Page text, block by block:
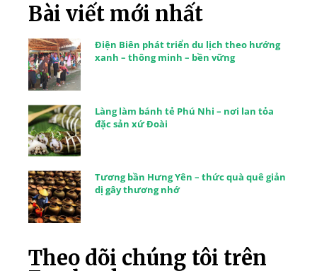
Bài viết mới nhất
Điện Biên phát triển du lịch theo hướng
xanh – thông minh – bền vững
Làng làm bánh tẻ Phú Nhi – nơi lan tỏa
đặc sản xứ Đoài
Tương bần Hưng Yên – thức quà quê giản
dị gây thương nhớ
Theo dõi chúng tôi trên